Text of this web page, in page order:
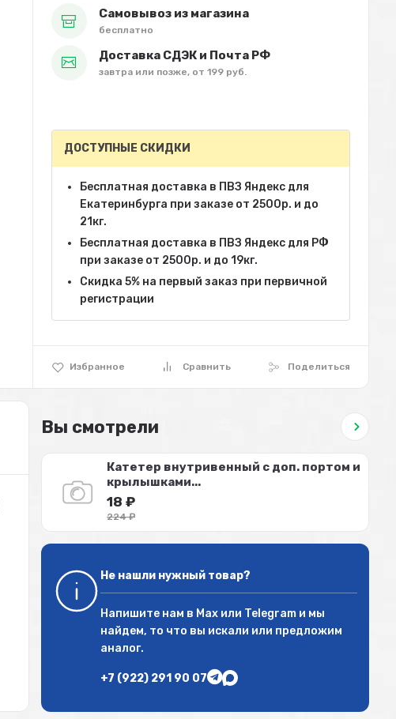
Самовывоз из магазина
бесплатно
Доставка СДЭК и Почта РФ
завтра или позже, от 199 руб.
Избранное Сравнить Поделиться
ДОСТУПНЫЕ СКИДКИ
Бесплатная доставка в ПВЗ Яндекс для
Екатеринбурга при заказе от 2500р. и до
21кг.
Бесплатная доставка в ПВЗ Яндекс для РФ
при заказе от 2500р. и до 19кг.
Скидка 5% на первый заказ при первичной
регистрации
Вы смотрели
Катетер внутривенный с доп. портом и
крылышками...
18₽
224₽
Не нашли нужный товар?
Напишите нам в Maxили Telegramи мы
найдем, то что вы искали или предложим
аналог.
+7 (922) 291 90 07